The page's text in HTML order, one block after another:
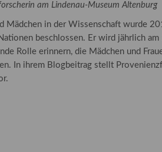
& Editionen
Restaurierung
Forschung
am Lindenau-Museum Altenburg
Mädchen in der Wissenschaft wurde
beschlossen. Er wird jährlich am
Rolle erinnern, die Mädchen und
In ihrem Blogbeitrag stellt